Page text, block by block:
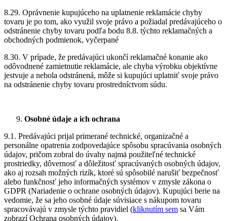
8.29. Oprávnenie kupujúceho na uplatnenie reklamácie chyby
tovaru je po tom, ako využil svoje právo a požiadal predávajúceho o
odstránenie chyby tovaru podľa bodu 8.8. týchto reklamačných a
obchodných podmienok, vyčerpané
8.30. V prípade, že predávajúci ukončí reklamačné konanie ako
odôvodnené zamietnutie reklamácie, ale chyba výrobku objektívne
jestvuje a nebola odstránená, môže si kupujúci uplatniť svoje právo
na odstránenie chyby tovaru prostredníctvom súdu.
Osobné údaje a ich ochrana
9.1. Predávajúci prijal primerané technické, organizačné a
personálne opatrenia zodpovedajúce spôsobu spracúvania osobných
údajov, pričom zobral do úvahy najmä použiteľné technické
prostriedky, dôvernosť a dôležitosť spracúvaných osobných údajov,
ako aj rozsah možných rizík, ktoré sú spôsobilé narušiť bezpečnosť
alebo funkčnosť jeho informačných systémov v zmysle zákona o
GDPR (Nariadenie o ochrane osobných údajov). Kupujúci berie na
vedomie, že sa jeho osobné údaje súvisiace s nákupom tovaru
spracovávajú v zmysle týchto pravidiel (kliknutím sem sa Vám
zobrazí Ochrana osobných údajov).